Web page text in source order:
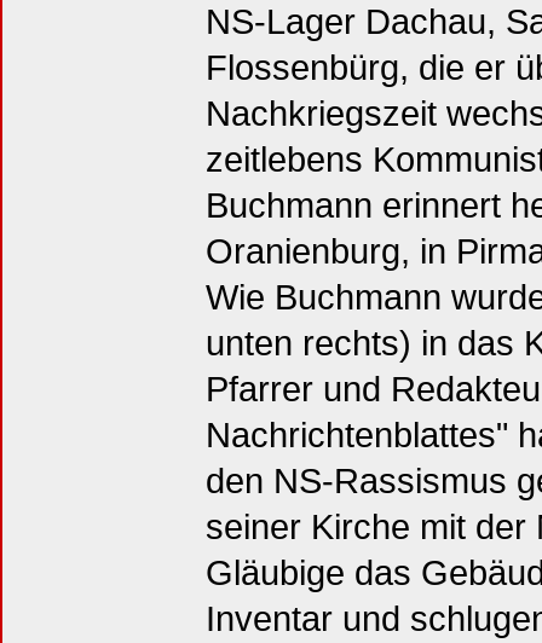
NS-Lager Dachau,
Flossenbürg, die er
Nachkriegszeit
zeitlebens
Buchmann erinnert
Oranienburg, in
Wie Buchmann
unten rechts) in das
Pfarrer und
Nachrichtenblattes"
den NS-Rassismus
seiner Kirche mit der
Gläubige das
Inventar und